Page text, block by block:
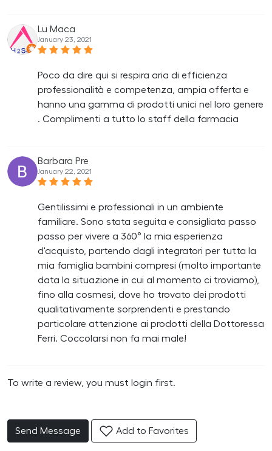
Lu Maca
January 23, 2021
Poco da dire qui si respira aria di efficienza
professionalità e competenza, ampia offerta e
hanno una gamma di prodotti unici nel loro genere
. Complimenti a tutto lo staff della farmacia
Barbara Pre
January 22, 2021
Gentilissimi e professionali in un ambiente
familiare. Sono stata seguita e consigliata passo
passo per vivere a 360° la mia esperienza
d'acquisto, partendo dagli integratori per tutta la
mia famiglia bambini compresi (molto importante
data la situazione in cui al momento ci troviamo),
fino alla cosmesi, dove ho trovato dei prodotti
qualitativamente sorprendenti e prestando
particolare attenzione ai prodotti della Dottoressa
Ferri. Coccolarsi non fa mai male!
To write a review, you must login first.
Send Message Add to Favorites